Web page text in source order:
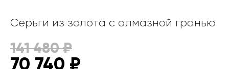
Серьги из золота с алмазной гранью
141 480₽
70 740 ₽